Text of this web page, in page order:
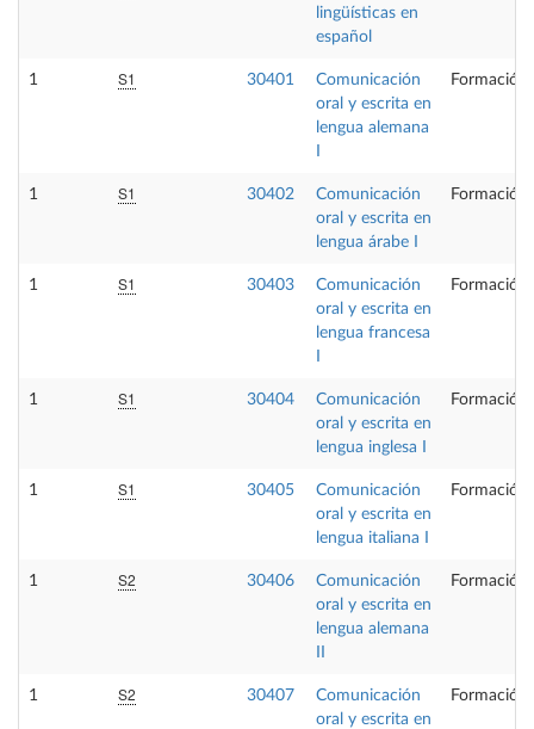
lingüísticas en
español
1 S1 30401
Comunicación
oral y escrita en
lengua alemana
Formación
1 S1 30402
Comunicación
oral y escrita en
lengua árabe I
Formación
1 S1 30403
Comunicación
oral y escrita en
lengua francesa
Formación
1 S1 30404
Comunicación
oral y escrita en
lengua inglesa I
Formación
1 S1 30405
Comunicación
oral y escrita en
lengua italiana I
Formación
1 S2 30406
Comunicación
oral y escrita en
lengua alemana
Formación
1 S2 30407
Comunicación
oral y escrita en
Formación